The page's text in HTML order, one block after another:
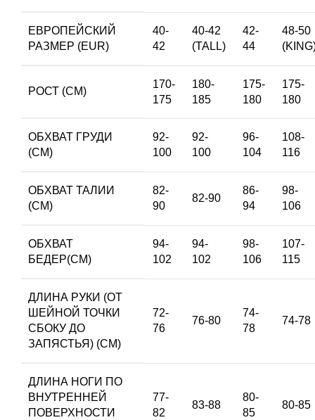
ЕВРОПЕЙСКИЙ
РАЗМЕР (EUR)
40-
42
40-42
(TALL)
42-
44
48-50
РОСТ (СМ)
170-
175
180-
185
175-
180
175-
180
ОБХВАТ ГРУДИ
(СМ)
92-
100
92-
100
96-
104
108-
116
ОБХВАТ ТАЛИИ
(СМ)
82-
90
82-90
86-
94
98-
106
ОБХВАТ
БЕДЕР(СМ)
94-
102
94-
102
98-
106
107-
115
ДЛИНА РУКИ (ОТ
ШЕЙНОЙ ТОЧКИ
СБОКУ ДО
ЗАПЯСТЬЯ) (СМ)
72-
76
76-80
74-
78
74-78
ДЛИНА НОГИ ПО
ВНУТРЕННЕЙ
ПОВЕРХНОСТИ
77-
82
83-88
80-
85
80-85